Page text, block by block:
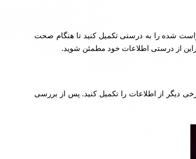
شده را به درستی تکمیل کنید تا هنگام صحت
از درستی اطلاعات خود مطمئن شوید.
دیگر از اطلاعات را تکمیل کنید. پس از بررسی